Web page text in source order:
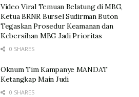
Video Viral Temuan Belatung di MBG,
Ketua BRNR Bursel Sudirman Buton
Tegaskan Prosedur Keamanan dan
Kebersihan MBG Jadi Prioritas
0 SHARES
Oknum Tim Kampanye MANDAT
Ketangkap Main Judi
0 SHARES